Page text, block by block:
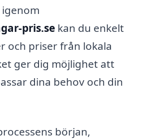
pris.se kan du enkelt
och priser från lokala
ger dig möjlighet att
dina behov och din
början,